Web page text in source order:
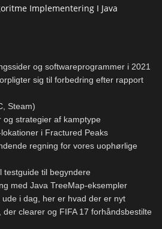
Implementering I Java
og softwareprogrammer i 2021
sig til forbedring efter rapport
Steam)
og strategier af kamptype
i Fractured Peaks
regning for vores uophørlige
testguide til begyndere
med Java TreeMap-eksempler
i dag, her er hvad der er nyt
der clearer og FIFA 17 forhåndsbestilte